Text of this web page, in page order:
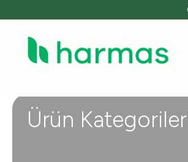
Ürün